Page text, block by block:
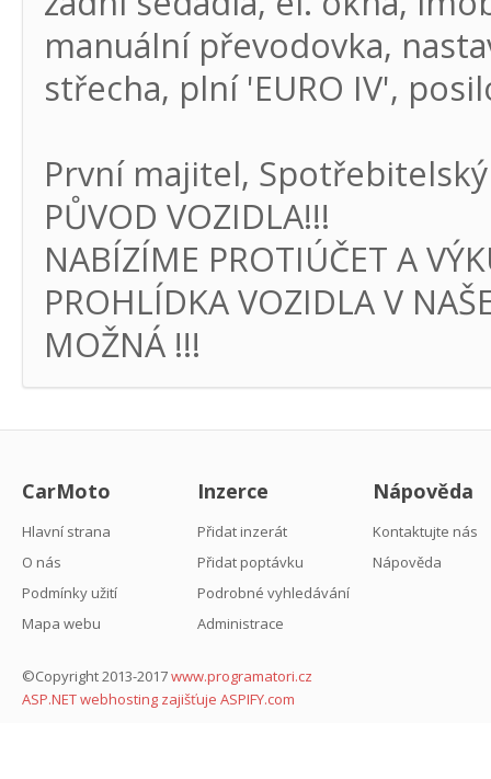
manuální převodovka,
střecha, plní 'EURO IV',
První majitel, Spotřebitelský
PŮVOD VOZIDLA!!!
NABÍZÍME PROTIÚČET A
PROHLÍDKA VOZIDLA V
MOŽNÁ !!!
CarMoto
Hlavní strana
O nás
Podmínky užití
Mapa webu
©Copyright 2013-2017www.programatori.cz
ASP.NET webhosting zajišťuje ASPIFY.com
Inzerce
Přidat inzerát
Přidat poptávku
Podrobné vyhledávání
Administrace
Nápověda
Kontaktujte nás
Nápověda